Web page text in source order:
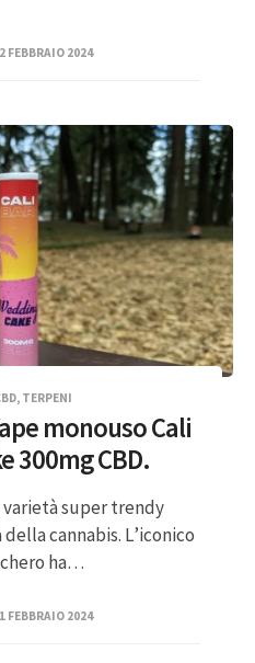
FEBBRAIO 2024
, TERPENI
monouso Cali
300mg CBD.
varietà super trendy
cannabis. L’iconico
ha…
FEBBRAIO 2024